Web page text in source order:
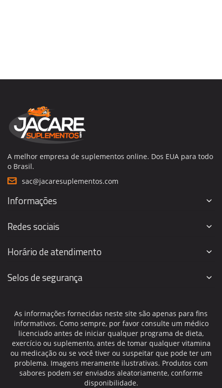
A melhor empresa de suplementos online. Dos EUA para todo
o Brasil.
sac@jacaresuplementos.com
Informações
Redes sociais
Horário de atendimento
Selos de segurança
As informações fornecidas neste site são apenas para fins
informativos. Como sempre, por favor consulte um médico
licenciado antes de iniciar qualquer programa de dieta,
exercício ou suplemento, antes de tomar qualquer vitamina
ou medicação ou se você tiver ou suspeitar que pode ter um
problema. Imagens meramente ilustrativas. Produtos com
sabores podem ser enviados aleatoriamente, conforme
disponibilidade.